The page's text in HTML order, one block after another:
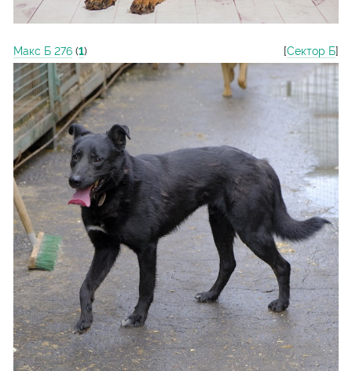
Макс Б 276 (1) [Сектор Б]